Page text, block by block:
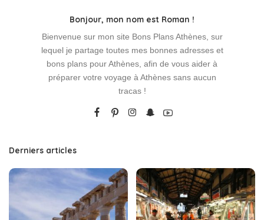
Bonjour, mon nom est Roman !
Bienvenue sur mon site Bons Plans Athènes, sur
lequel je partage toutes mes bonnes adresses et
bons plans pour Athènes, afin de vous aider à
préparer votre voyage à Athènes sans aucun
tracas !
Derniers articles